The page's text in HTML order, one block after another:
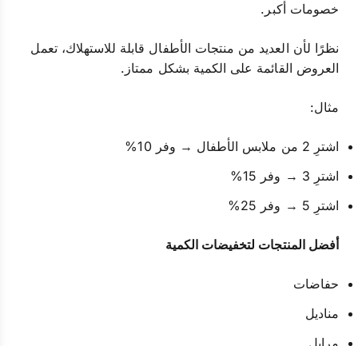
خصومات أكبر.
نظرًا لأن العديد من منتجات الأطفال قابلة للاستهلاك، تعمل
العروض القائمة على الكمية بشكل ممتاز.
مثال:
اشترِ 2 من ملابس الأطفال → وفر 10%
اشترِ 3 → وفر 15%
اشترِ 5 → وفر 25%
أفضل المنتجات لتخفيضات الكمية
حفاضات
مناديل